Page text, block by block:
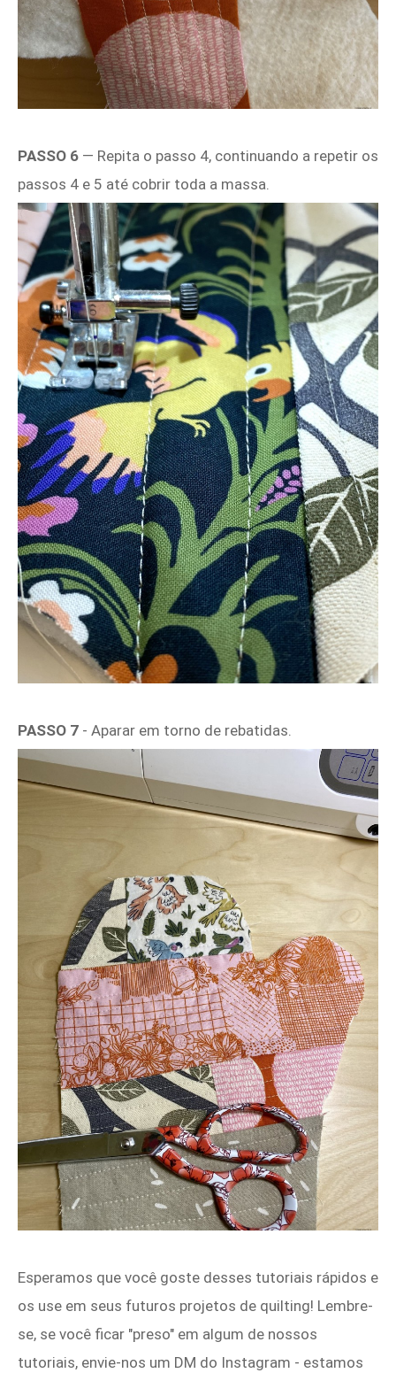
PASSO 6 — Repita o passo 4, continuando a repetir os
passos 4 e 5 até cobrir toda a massa.
PASSO 7 - Aparar em torno de rebatidas.
Esperamos que você goste desses tutoriais rápidos e
os use em seus futuros projetos de quilting! Lembre-
se, se você ficar "preso" em algum de nossos
tutoriais, envie-nos um DM do Instagram - estamos